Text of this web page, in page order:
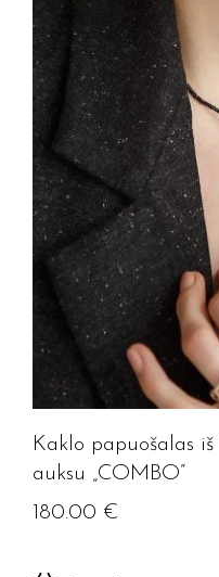
Kaklo papuošalas
auksu „COMBO”
180.00 €